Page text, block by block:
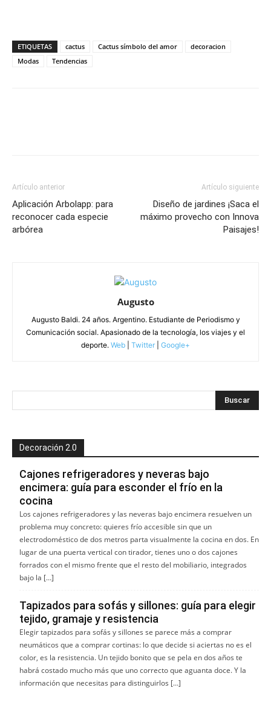
ETIQUETAS cactus Cactus símbolo del amor
decoracion
Modas
Tendencias
Artículo anterior
Aplicación Arbolapp: para
reconocer cada especie
arbórea
Artículo siguiente
Diseño de jardines ¡Saca el
máximo provecho con Innova
Paisajes!
Augusto
Augusto Baldi. 24 años. Argentino. Estudiante de Periodismo y
Comunicación social. Apasionado de la tecnología, los viajes y el
deporte. Web Twitter Google+
Decoración 2.0
Cajones refrigeradores y neveras bajo
encimera: guía para esconder el frío en la
cocina
Los cajones refrigeradores y las neveras bajo encimera resuelven un
problema muy concreto: quieres frío accesible sin que un
electrodoméstico de dos metros parta visualmente la cocina en dos. En
lugar de una puerta vertical con tirador, tienes uno o dos cajones
forrados con el mismo frente que el resto del mobiliario, integrados
bajo la […]
Tapizados para sofás y sillones: guía para elegir
tejido, gramaje y resistencia
Elegir tapizados para sofás y sillones se parece más a comprar
neumáticos que a comprar cortinas: lo que decide si aciertas no es el
color, es la resistencia. Un tejido bonito que se pela en dos años te
habrá costado mucho más que uno correcto que aguanta doce. Y la
información que necesitas para distinguirlos […]